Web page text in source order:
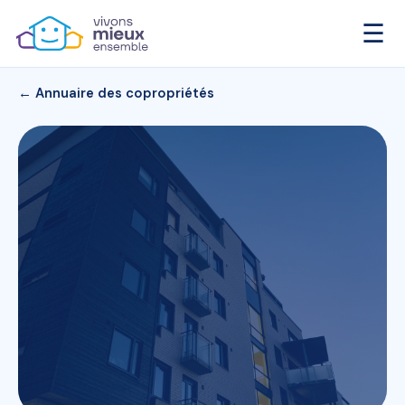
☰
← Annuaire des copropriétés